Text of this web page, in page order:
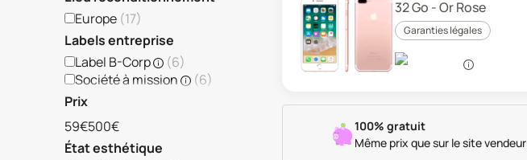
Europe (17)
Labels entreprise
Label B-Corp
(6)
Société à mission
(6)
Prix
59€500€
État esthétique
32 Go - Or Rose
Garanties légales
100% gratuit
Même prix que sur le site vendeur